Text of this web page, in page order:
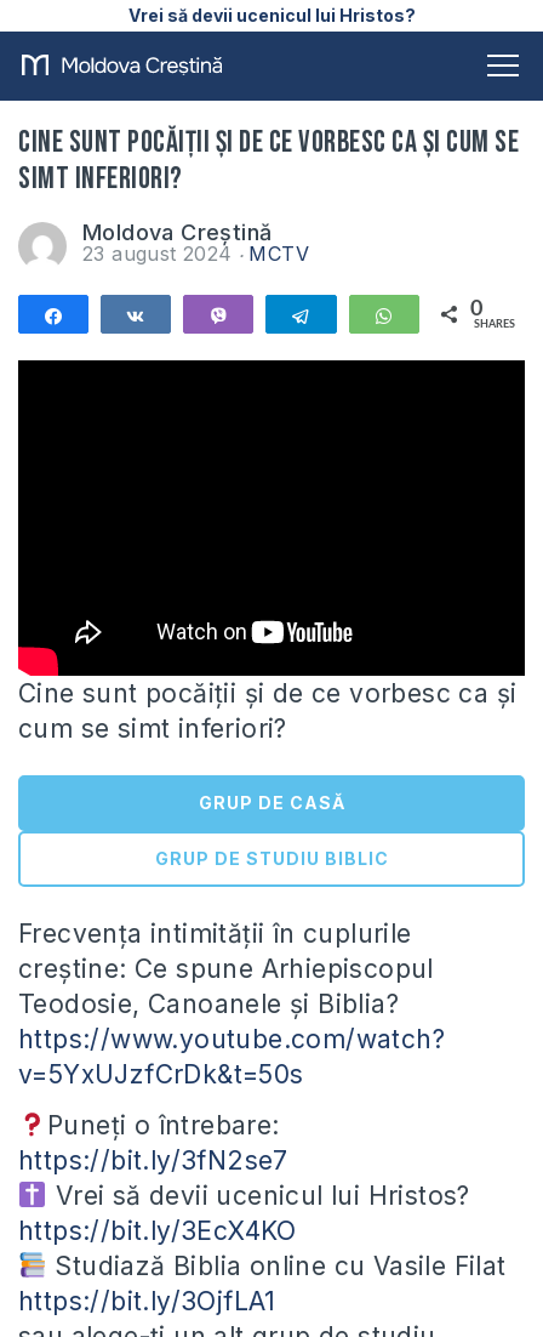
Vrei să devii ucenicul lui Hristos?
Cine sunt pocăiții și de ce vorbesc ca și cum se
simt inferiori?
Moldova Creștină
23 august 2024 MCTV
Telegram WhatsApp
0
SHARES
Cine sunt pocăiții și de ce vorbesc ca și
cum se simt inferiori?
GRUP DE CASĂ
GRUP DE STUDIU BIBLIC
Frecvența intimității în cuplurile
creștine: Ce spune Arhiepiscopul
Teodosie, Canoanele și Biblia?
https://www.youtube.com/watch?
v=5YxUJzfCrDk&t=50s
Puneți o întrebare:
https://bit.ly/3fN2se7
Vrei să devii ucenicul lui Hristos?
https://bit.ly/3EcX4KO
Studiază Biblia online cu Vasile Filat
https://bit.ly/3OjfLA1